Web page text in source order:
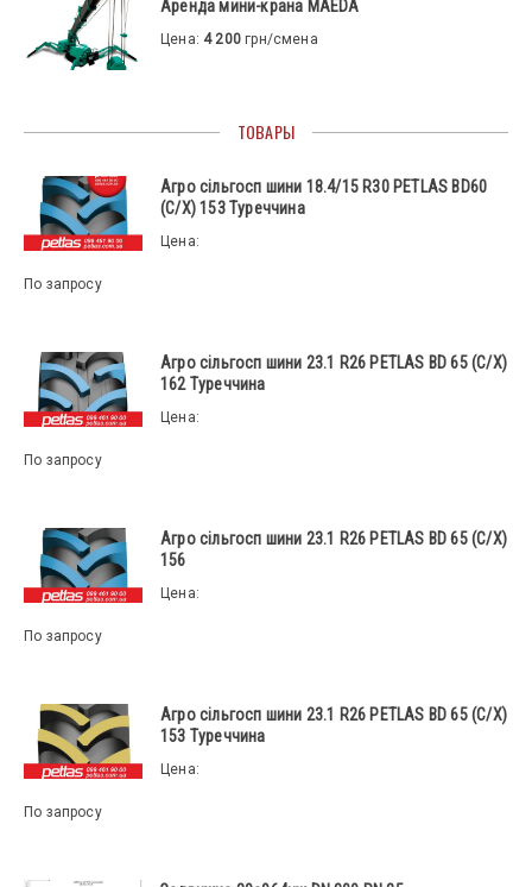
Аренда мини-крана MAEDA
Цена: 4 200 грн/смена
ТОВАРЫ
Агро сільгосп шини 18.4/15 R30 PETLAS BD60
(С/Х) 153 Туреччина
Цена:
По запросу
Агро сільгосп шини 23.1 R26 PETLAS BD 65 (С/Х)
162 Туреччина
Цена:
По запросу
Агро сільгосп шини 23.1 R26 PETLAS BD 65 (С/Х)
156
Цена:
По запросу
Агро сільгосп шини 23.1 R26 PETLAS BD 65 (С/Х)
153 Туреччина
Цена:
По запросу